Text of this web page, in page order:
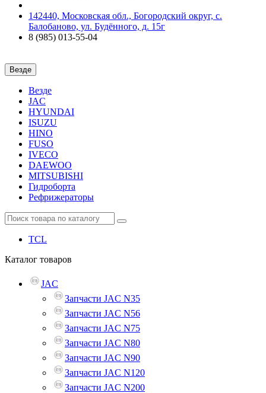
142440, Московская обл., Богородский округ, с.
Балобаново, ул. Будённого, д. 15г
8 (985) 013-55-04
Везде
Везде
JAC
HYUNDAI
ISUZU
HINO
FUSO
IVECO
DAEWOO
MITSUBISHI
Гидроборта
Рефрижераторы
TCL
Каталог товаров
JAC
Запчасти JAC N35
Запчасти JAC N56
Запчасти JAC N75
Запчасти JAC N80
Запчасти JAC N90
Запчасти JAC N120
Запчасти JAC N200